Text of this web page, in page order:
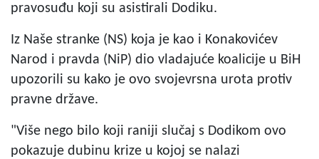
pravosuđu koji su asistirali Dodiku.
Iz Naše stranke (NS) koja je kao i Konakovićev
Narod i pravda (NiP) dio vladajuće koalicije u BiH
upozorili su kako je ovo svojevrsna urota protiv
pravne države.
"Više nego bilo koji raniji slučaj s Dodikom ovo
pokazuje dubinu krize u kojoj se nalazi